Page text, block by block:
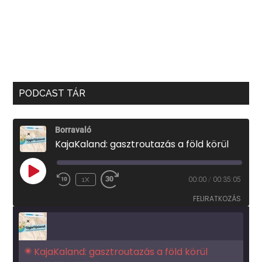
PODCAST TÁR
Borravaló
KajaKaland: gasztroutazás a föld körül
PLAY
EPISODE
1X 00:00 / 00:35:05
FELIRATKOZÁS
KajaKaland: gasztroutazás a föld körül